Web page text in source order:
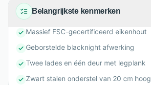
Belangrijkste kenmerken
Massief FSC-gecertificeerd eikenhout
Geborstelde blacknight afwerking
Twee lades en één deur met legplank
Zwart stalen onderstel van 20 cm hoog